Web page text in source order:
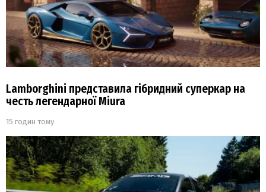
Lamborghini представила гібридний суперкар на
честь легендарної Miura
15 годин тому